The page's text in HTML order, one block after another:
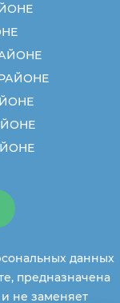
данных
предназначена
не заменяет